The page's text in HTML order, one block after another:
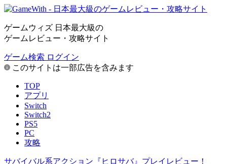
ゲームウィズ 日本最大級の
ゲームレビュー・攻略サイト
ゲーム検索 ログイン
このサイトは一部広告を含みます
TOP
アプリ
Switch
Switch2
PS5
PC
攻略
サバイバル系アクション『ヒロサバ』プレイレビュー！